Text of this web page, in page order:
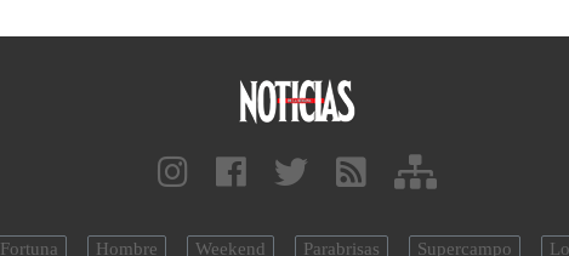
Fortuna Hombre Weekend Parabrisas Supercampo